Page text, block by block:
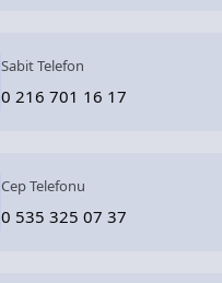
Sabit Telefon
0 216 701 16 17
Cep Telefonu
0 535 325 07 37